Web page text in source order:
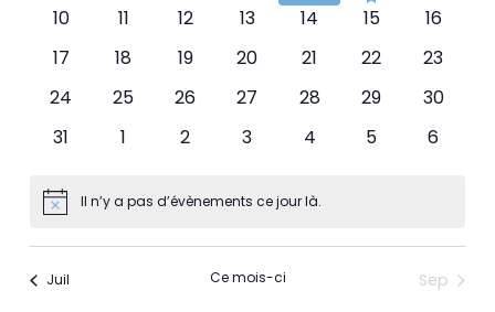
évènements
0
10
0
11
0
12
0
13
0
14
0
15
0
16
0
17
0
18
0
19
0
20
0
21
0
22
0
23
0
24
0
25
0
26
0
27
0
28
0
29
0
30
0
31
01
0
2
0
3
0
4
0
5
0
6
NoticeIl n’y a pas d’évènements ce jour là.
Juil Ce mois-ci Sep